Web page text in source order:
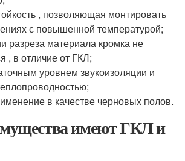
, позволяющая монтировать
с повышенной температурой;
разреза материала кромка не
, в отличие от ГКЛ;
уровнем звукоизоляции и
в качестве черновых полов.
имеют ГКЛ и